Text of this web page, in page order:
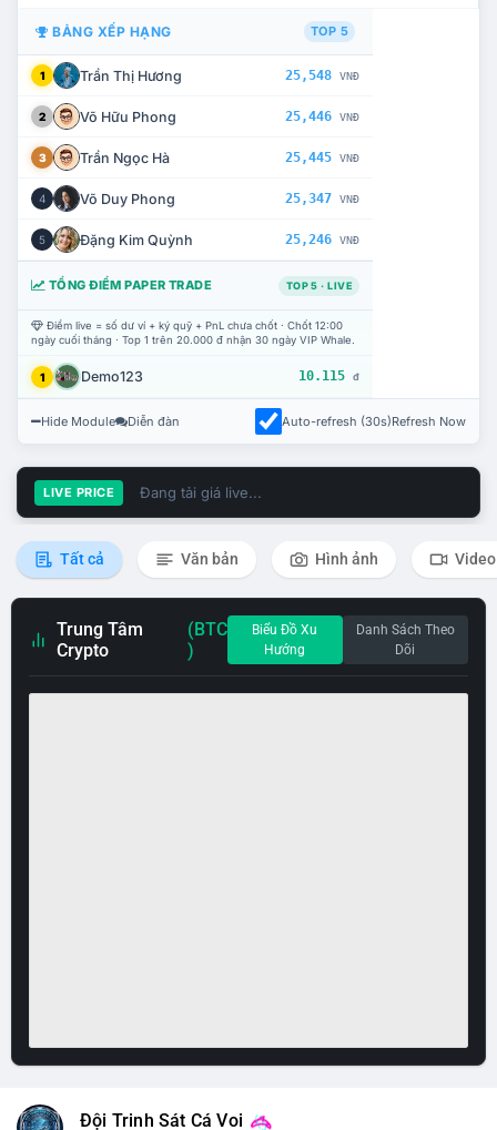
BẢNG XẾP HẠNG TOP 5
1 Trần Thị Hương 25,548 VNĐ
2 Võ Hữu Phong 25,446 VNĐ
3 Trần Ngọc Hà 25,445 VNĐ
4 Võ Duy Phong 25,347 VNĐ
5 Đặng Kim Quỳnh 25,246 VNĐ
TỔNG ĐIỂM PAPER TRADE TOP 5 · LIVE
Điểm live = số dư ví + ký quỹ + PnL chưa chốt · Chốt 12:00
ngày cuối tháng · Top 1 trên 20.000 đ nhận 30 ngày VIP Whale.
1 Demo123 10.115 đ
Hide Module Diễn đàn Auto-refresh (30s)Refresh Now
LIVE PRICE Đang tải giá live...
Tất cả Văn bản Hình ảnh Video
Trung Tâm
Crypto
(BTC
)
Biểu Đồ Xu
Hướng
Danh Sách Theo
Dõi
Đội Trinh Sát Cá Voi